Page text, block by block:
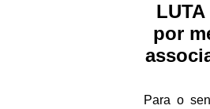
por
Para o